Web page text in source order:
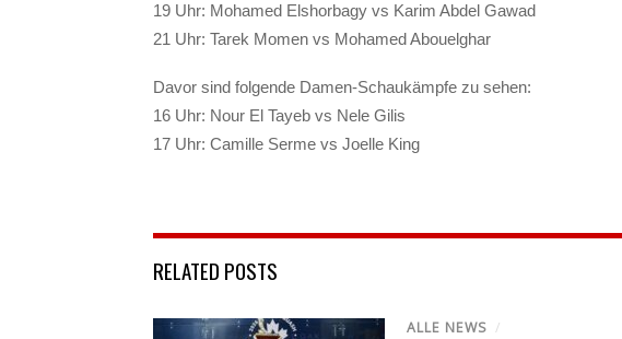
19 Uhr: Mohamed Elshorbagy vs Karim Abdel Gawad
21 Uhr: Tarek Momen vs Mohamed Abouelghar
Davor sind folgende Damen-Schaukämpfe zu sehen:
16 Uhr: Nour El Tayeb vs Nele Gilis
17 Uhr: Camille Serme vs Joelle King
RELATED POSTS
ALLE NEWS /